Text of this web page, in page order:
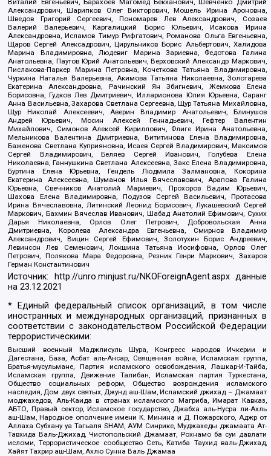
Виталий Евгеньевич, Барахоев Магомед Бекханович, Шевченко Дмитрий
Александрович, Шарипков Олег Викторович, Мошель Ирина Ароновна,
Шведов Григорий Сергеевич, Пономарев Лев Александрович, Созаев
Валерий Валерьевич, Каргалицкий Борис Юльевич, Исакова Ирина
Александровна, Исламов Тимур Рифгатович, Романова Ольга Евгеньевна,
Щаров Сергей Алексадрович, Цирульников Борис Альбертович, Халидова
Марина Владимировна, Людевиг Марина Зариевна, Федотова Галина
Анатольевна, Паутов Юрий Анатольевич, Верховский Александр Маркович,
Пислакова-Паркер Марина Петровна, Кочеткова Татьяна Владимировна,
Чуркина Наталья Валерьевна, Акимова Татьяна Николаевна, Золотарева
Екатерина Александровна, Рачинский Ян Збигневич, Жемкова Елена
Борисовна, Гудков Лев Дмитриевич, Илларионова Юлия Юрьевна, Саранг
Анна Васильевна, Захарова Светлана Сергеевна, Щур Татьяна Михайловна,
Щур Николай Алексеевич, Аверин Владимир Анатольевич, Блинушов
Андрей Юрьевич, Мосин Алексей Геннадьевич, Гефтер Валентин
Михайлович, Симонов Алексей Кириллович, Флиге Ирина Анатольевна,
Мельникова Валентина Дмитриевна, Вититинова Елена Владимировна,
Баженова Светлана Куприяновна, Исаев Сергей Владимирович, Максимов
Сергей Владимирович, Беляев Сергей Иванович, Голубева Елена
Николаевна, Ганнушкина Светлана Алексеевна, Закс Елена Владимировна,
Буртина Елена Юрьевна, Гендель Людмила Залмановна, Кокорина
Екатерина Алексеевна, Шуманов Илья Вячеславович, Арапова Галина
Юрьевна, Свечников Анатолий Мариевич, Прохоров Вадим Юрьевич,
Шахова Елена Владимировна, Подузов Сергей Васильевич, Протасова
Ирина Вячеславовна, Литинский Леонид Борисович, Лукашевский Сергей
Маркович, Бахмин Вячеслав Иванович, Шабад Анатолий Ефимович, Сухих
Дарья Николаевна, Орлов Олег Петрович, Добровольская Анна
Дмитриевна, Королева Александра Евгеньевна, Смирнов Владимир
Александрович, Вицин Сергей Ефимович, Золотухин Борис Андреевич,
Левинсон Лев Семенович, Локшина Татьяна Иосифовна, Орлов Олег
Петрович, Полякова Мара Федоровна, Резник Генри Маркович, Захаров
Герман Константинович
Источник: http://unro.minjust.ru/NKOForeignAgent.aspxданные
на23.12.2021
* Единый федеральный список организаций, в том числе
иностранных и международных организаций, признанных в
соответствии с законодательством Российской Федерации
террористическими:
Высший военный Маджлисуль Шура, Конгресс народов Ичкерии и
Дагестана, База, Асбат аль-Ансар, Священная война, Исламская группа,
Братья-мусульмане, Партия исламского освобождения, Лашкар-И-Тайба,
Исламская группа, Движение Талибан, Исламская партия Туркестана,
Общество социальных реформ, Общество возрождения исламского
наследия, Дом двух святых, Джунд аш-Шам, Исламский джихад – Джамаат
моджахедов, Аль-Каида в странах исламского Магриба, Имарат Кавказ,
АБТО, Правый сектор, Исламское государство, Джабха аль-Нусра ли-Ахль
аш-Шам, Народное ополчение имени К. Минина и Д. Пожарского, Аджр от
Аллаха Субхану уа Тагьаля SHAM, АУМ Синрике, Муджахеды джамаата Ат-
Тавхида Валь-Джихад, Чистопольский Джамаат, Рохнамо ба суи давлати
исломи, Террористическое сообщество Сеть, Катиба Таухид валь-Джихад,
Хайят Тахрир аш-Шам, Ахлю Сунна Валь Джамаа